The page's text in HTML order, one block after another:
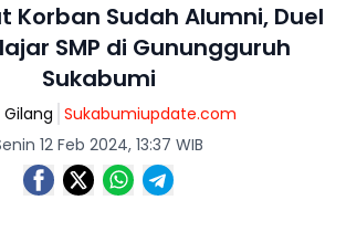
Korban Sudah Alumni, Duel
SMP di Gunungguruh
Sukabumi
Gilang Sukabumiupdate.com
12 Feb 2024, 13:37 WIB